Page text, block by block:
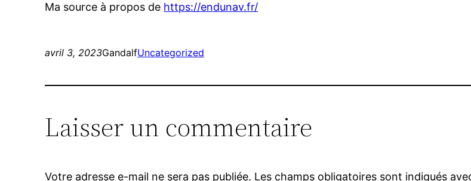
Ma source à propos de https://endunav.fr/
avril 3, 2023GandalfUncategorized
Laisser un commentaire
Votre adresse e-mail ne sera pas publiée. Les champs obligatoires sont indiqués